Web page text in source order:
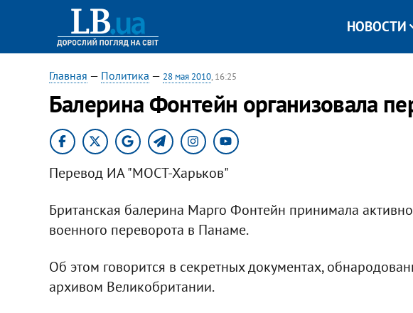
НОВОСТИ
Главная — Политика — 28 мая 2010, 16:25
Балерина Фонтейн организовала
Перевод ИА "МОСТ-Харьков"
Британская балерина Марго Фонтейн принимала
военного переворота в Панаме.
Об этом говорится в секретных документах,
архивом Великобритании.